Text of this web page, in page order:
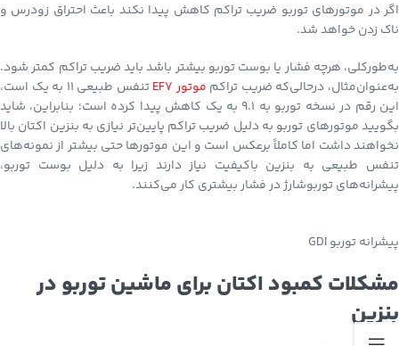
اگر در موتورهای توربو ضریب تراکم کاهش پیدا نکند باعث احتراق زودرس و
ناک زدن خواهد شد.
به‌طورکلی، هرچه فشار یا بوست توربو بیشتر باشد باید ضریب تراکم کمتر شود.
به‌عنوان‌مثال، درحالی‌که ضریب تراکم موتور EF7
تنفس طبیعی 11 به یک است،
این رقم در نسخه توربو به 9.1 به یک کاهش پیدا کرده است؛ بنابراین، شاید
بگویید موتورهای توربو به دلیل ضریب تراکم پایین‌تر نیازی به بنزین اکتان بالا
نخواهند داشت اما کاملاً برعکس است و این موتورها حتی بیشتر از نمونه‌های
تنفس طبیعی به بنزین باکیفیت نیاز دارند زیرا به دلیل بوست توربو،
پیشرانه‌های توربوشارژ در فشار بیشتری کار می‌کنند.
پیشرانه توربو GDI
مشکلات کمبود اکتان برای ماشین توربو در
بنزین